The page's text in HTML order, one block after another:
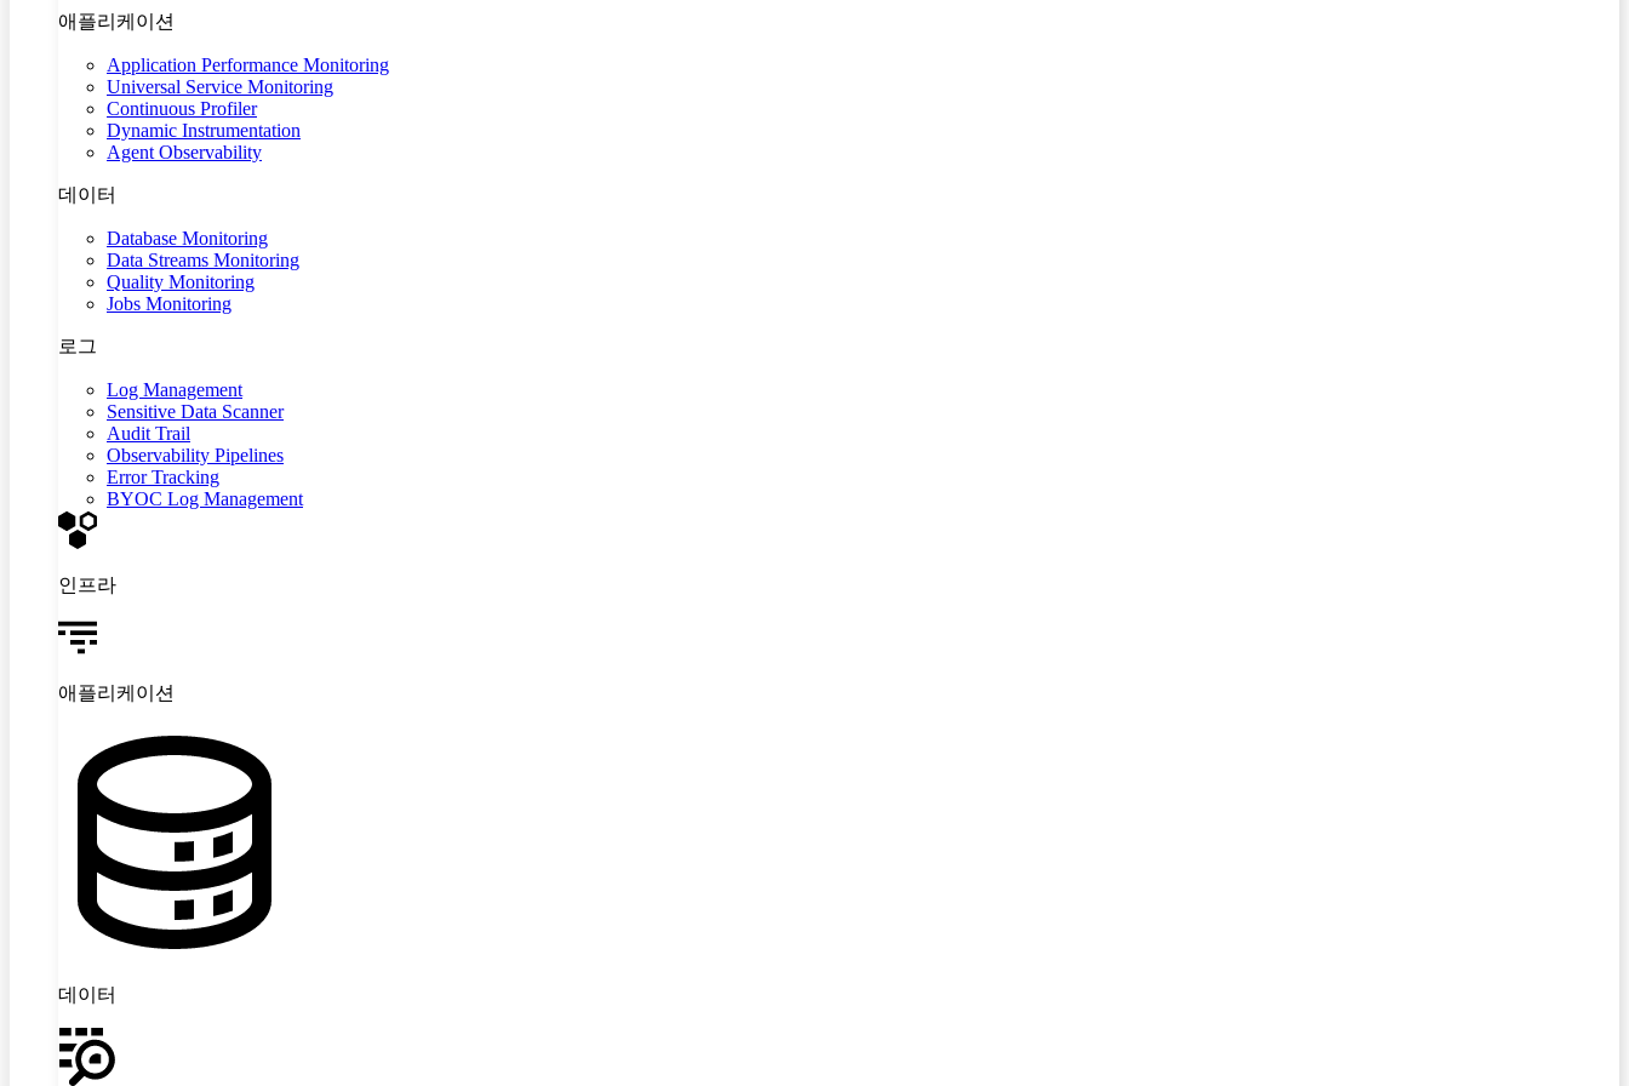
애플리케이션
Application Performance Monitoring
Universal Service Monitoring
Continuous Profiler
Dynamic Instrumentation
Agent Observability
데이터
Database Monitoring
Data Streams Monitoring
Quality Monitoring
Jobs Monitoring
로그
Log Management
Sensitive Data Scanner
Audit Trail
Observability Pipelines
Error Tracking
BYOC Log Management
인프라
애플리케이션
데이터